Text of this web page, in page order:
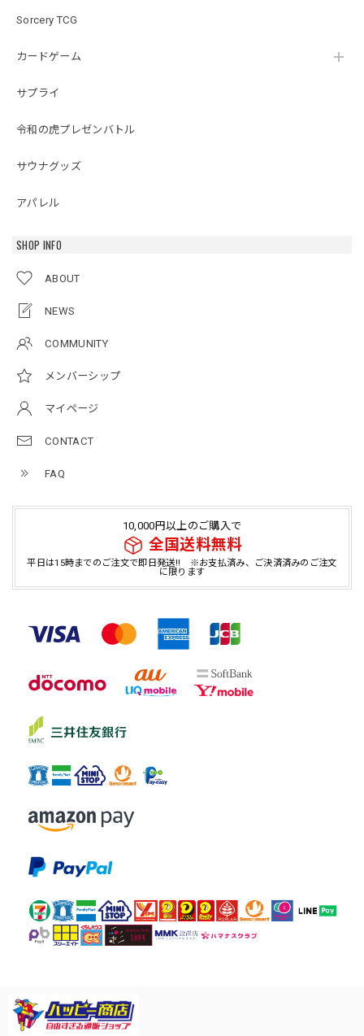
Sorcery TCG
カードゲーム
サプライ
令和の虎プレゼンバトル
サウナグッズ
アパレル
SHOP INFO
ABOUT
NEWS
COMMUNITY
メンバーシップ
マイページ
CONTACT
FAQ
10,000円以上のご購入で
全国送料無料
平日は15時までのご注文で即日発送!! ※お支払済み、ご決済済みのご注文
に限ります